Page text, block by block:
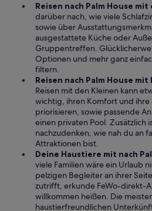
Reisen nach Palm House
darüber nach, wie viele
sowie über
ausgestattete Küche oder
Gruppentreffen.
Optionen und mehr ganz
filtern.
Reisen nach Palm House
Reisen mit den Kleinen kann
wichtig, ihren Komfort und ihre
priorisieren, sowie passende
einen privaten Pool. Zusätzlich
nachzudenken, wie nah du an
Attraktionen bist.
Deine Haustiere mit nach
viele Familien wäre ein Urlaub
pelzigen Begleiter an ihrer
zutrifft, erkunde FeWo-direkt-
willkommen heißen. Die
haustierfreundlichen